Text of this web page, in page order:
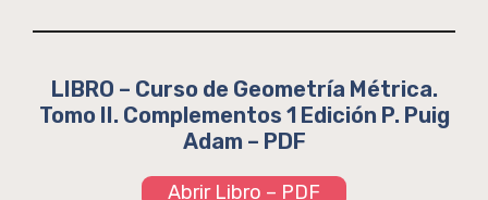
LIBRO – Curso de Geometría Métrica.
Tomo II. Complementos 1 Edición P. Puig
Adam – PDF
Abrir Libro – PDF